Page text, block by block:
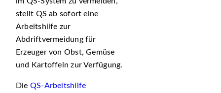
stellt QS ab sofort eine
Arbeitshilfe zur
Abdriftvermeidung für
Erzeuger von Obst, Gemüse
und Kartoffeln zur Verfügung.
Die QS-Arbeitshilfe